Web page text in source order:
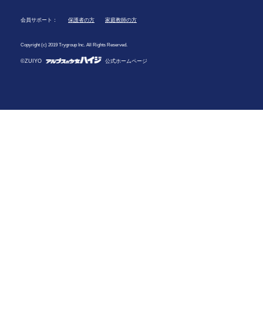
会員サポート： 保護者の方 家庭教師の方
Copyright (c) 2019 Trygroup Inc. All Rights Reserved.
©ZUIYO 公式ホームページ